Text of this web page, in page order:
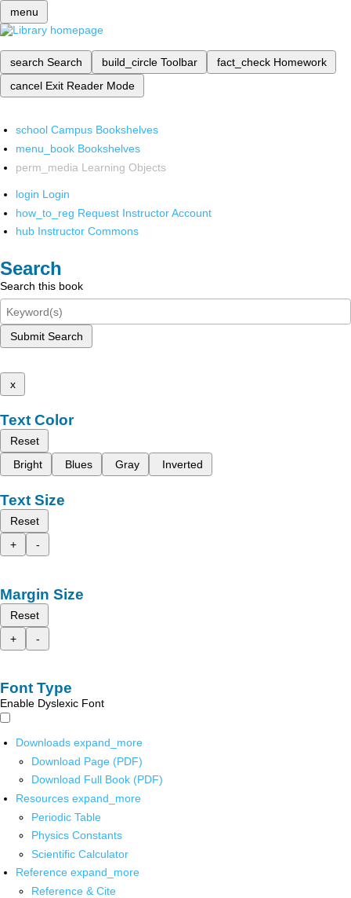
menu
search Search build_circle Toolbar fact_check Homework
cancel Exit Reader Mode
school Campus Bookshelves
menu_book Bookshelves
perm_media Learning Objects
login Login
how_to_reg Request Instructor Account
hub Instructor Commons
Search
Search this book
Submit Search
x
Text Color
Reset
Bright
Blues Gray Inverted
Text Size
Reset
+
-
Margin Size
Reset
+
-
Font Type
Enable Dyslexic Font
Downloads expand_more
Download Page (PDF)
Download Full Book (PDF)
Resources expand_more
Periodic Table
Physics Constants
Scientific Calculator
Reference expand_more
Reference & Cite